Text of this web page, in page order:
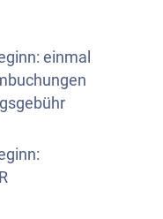
einmal